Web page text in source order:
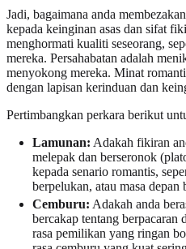
Jadi, bagaimana anda
kepada keinginan asas dan sifat
menghormati kualiti seseorang,
mereka. Persahabatan adalah
menyokong mereka. Minat
dengan lapisan kerinduan dan
Pertimbangkan perkara berikut
Lamunan: Adakah fikiran
melepak dan berseronok
kepada senario romantis,
berpelukan, atau masa depan
Cemburu: Adakah anda
bercakap tentang berpacaran
rasa pemilikan yang ringan